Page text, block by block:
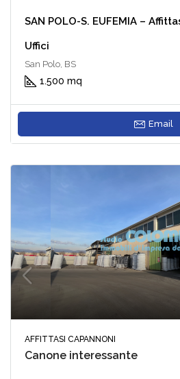
SAN POLO-S. EUFEMIA –
Uffici
San Polo, BS
1.500 mq
Email
AFFITTASI CAPANNONI
Canone interessante